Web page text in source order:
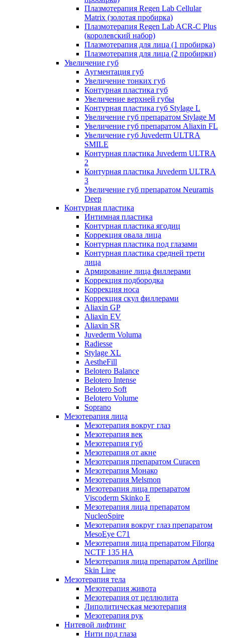
Плазмотерапия Regen Lab Cellular
Matrix (золотая пробирка)
Плазмотерапия Regen Lab ACR-C Plus
(королевский набор)
Плазмотерапия для лица (1 пробирка)
Плазмотерапия для лица (2 пробирки)
Увеличение губ
Аугментация губ
Увеличение тонких губ
Контурная пластика губ
Увеличение верхней губы
Контурная пластика губ Stylage L
Увеличение губ препаратом Stylage M
Увеличение губ препаратом Aliaxin FL
Увеличение губ Juvederm ULTRA
SMILE
Контурная пластика Juvederm ULTRA
2
Контурная пластика Juvederm ULTRA
3
Увеличение губ препаратом Neuramis
Deep
Контурная пластика
Интимная пластика
Контурная пластика ягодиц
Коррекция овала лица
Контурная пластика под глазами
Контурная пластика средней трети
лица
Армирование лица филлерами
Коррекция подбородка
Коррекция носа
Коррекция скул филлерами
Aliaxin GP
Aliaxin EV
Aliaxin SR
Juvederm Voluma
Radiesse
Stylage XL
AestheFill
Belotero Balance
Belotero Intense
Belotero Soft
Belotero Volume
Soprano
Мезотерапия лица
Мезотерапия вокруг глаз
Мезотерапия век
Мезотерапия губ
Мезотерапия от акне
Мезотерапия препаратом Curacen
Мезотерапия Монако
Мезотерапия Melsmon
Мезотерапия лица препаратом
Viscoderm Skinko E
Мезотерапия лица препаратом
NucleoSpire
Мезотерапия вокруг глаз препаратом
MesoEye С71
Мезотерапия лица препаратом Filorga
NCTF 135 HA
Мезотерапия лица препаратом Apriline
Skin Line
Мезотерапия тела
Мезотерапия живота
Мезотерапия от целлюлита
Липолитическая мезотерапия
Мезотерапия рук
Нитевой лифтинг
Нити под глаза